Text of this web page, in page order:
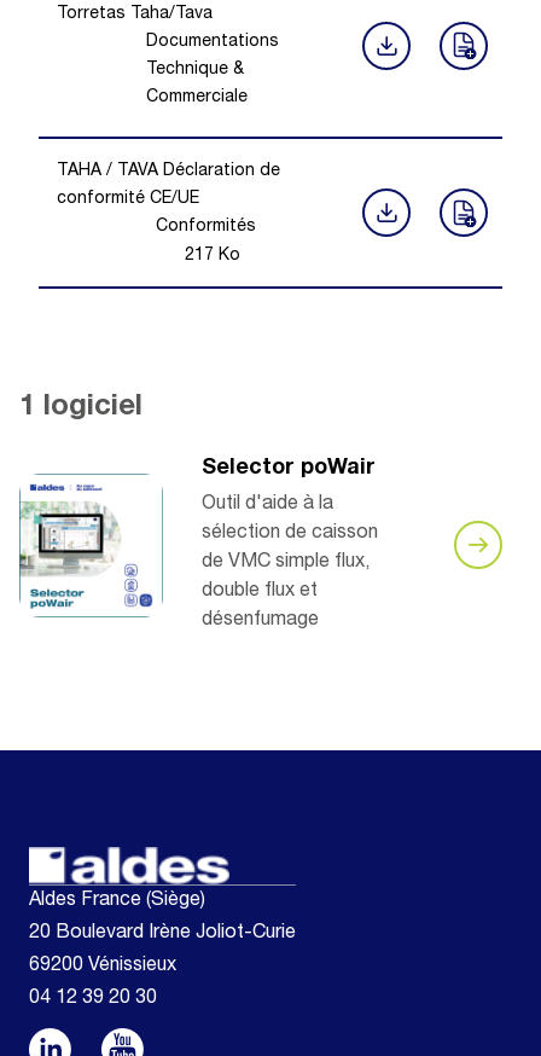
Torretas Taha/Tava
Documentations
Technique &
Commerciale
TAHA / TAVA Déclaration de
conformité CE/UE
Conformités
217 Ko
1 logiciel
Selector poWair
Outil d'aide à la
sélection de caisson
de VMC simple flux,
double flux et
désenfumage
Aldes France (Siège)
20 Boulevard Irène Joliot-Curie
69200 Vénissieux
04 12 39 20 30